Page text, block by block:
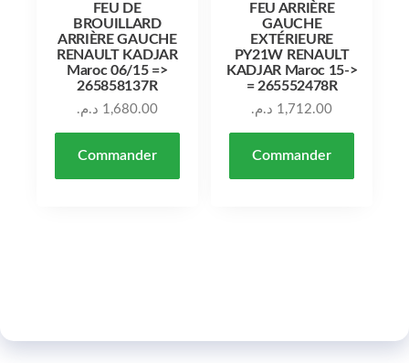
FEU DE
BROUILLARD
ARRIÈRE GAUCHE
RENAULT KADJAR
Maroc 06/15 =>
265858137R
1,680.00 د.م.
Commander
FEU ARRIÈRE
GAUCHE
EXTÉRIEURE
PY21W RENAULT
KADJAR Maroc 15->
= 265552478R
1,712.00 د.م.
Commander